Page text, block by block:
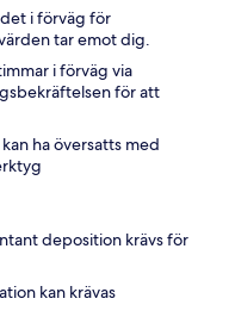
i förväg för
tar emot dig.
i förväg via
för att
ha översatts med
deposition krävs för
kan krävas